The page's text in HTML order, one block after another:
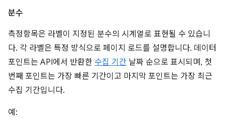
분수
측정항목은 라벨이 지정된 분수의 시계열로 표현될 수 있습니
다. 각 라벨은 특정 방식으로 페이지 로드를 설명합니다. 데이터
포인트는 API에서 반환한 수집 기간 날짜 순으로 표시되며, 첫
번째 포인트는 가장 빠른 기간이고 마지막 포인트는 가장 최근
수집 기간입니다.
예: